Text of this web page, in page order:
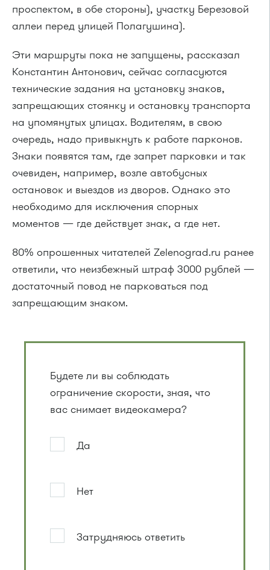
проспектом, в обе стороны), участку Березовой
аллеи перед улицей Полагушина).
Эти маршруты пока не запущены, рассказал
Константин Антонович, сейчас согласуются
технические задания на установку знаков,
запрещающих стоянку и остановку транспорта
на упомянутых улицах. Водителям, в свою
очередь, надо привыкнуть к работе парконов.
Знаки появятся там, где запрет парковки и так
очевиден, например, возле автобусных
остановок и выездов из дворов. Однако это
необходимо для исключения спорных
моментов — где действует знак, а где нет.
80% опрошенных читателей Zelenograd.ru ранее
ответили, что неизбежный штраф 3000 рублей —
достаточный повод не парковаться под
запрещающим знаком.
Будете ли вы соблюдать
ограничение скорости, зная, что
вас снимает видеокамера?
Да
Нет
Затрудняюсь ответить